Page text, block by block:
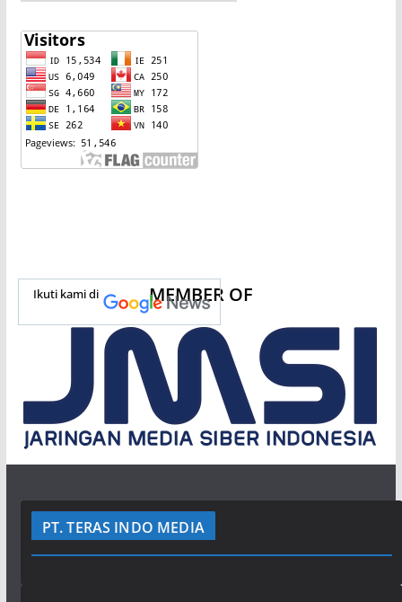
Ikuti kami di MEMBER OF
PT. TERAS INDO MEDIA